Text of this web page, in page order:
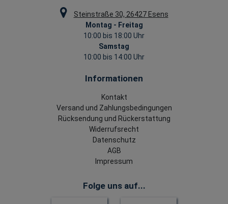
Steinstraße 30, 26427 Esens
Montag - Freitag
10:00 bis 18:00 Uhr
Samstag
10:00 bis 14:00 Uhr
Informationen
Kontakt
Versand und Zahlungsbedingungen
Rücksendung und Rückerstattung
Widerrufsrecht
Datenschutz
AGB
Impressum
Folge uns auf...